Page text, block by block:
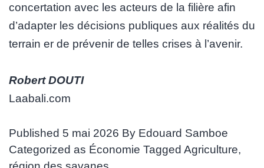
concertation avec les acteurs de la filière afin
d’adapter les décisions publiques aux réalités du
terrain er de prévenir de telles crises à l’avenir.
Robert DOUTI
Laabali.com
Published 5 mai 2026 By Edouard Samboe
Categorized as Économie Tagged Agriculture,